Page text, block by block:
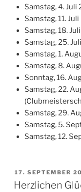
Samstag, 4. Juli
Samstag, 11.
Samstag, 18.
Samstag, 25.
Samstag, 1.
Samstag, 8.
Sonntag, 16.
Samstag, 22.
Samstag, 29.
Samstag, 5.
Samstag, 12.
VERÖFFENTLICHT
AM
17. SEPTEMBER
Herzlichen